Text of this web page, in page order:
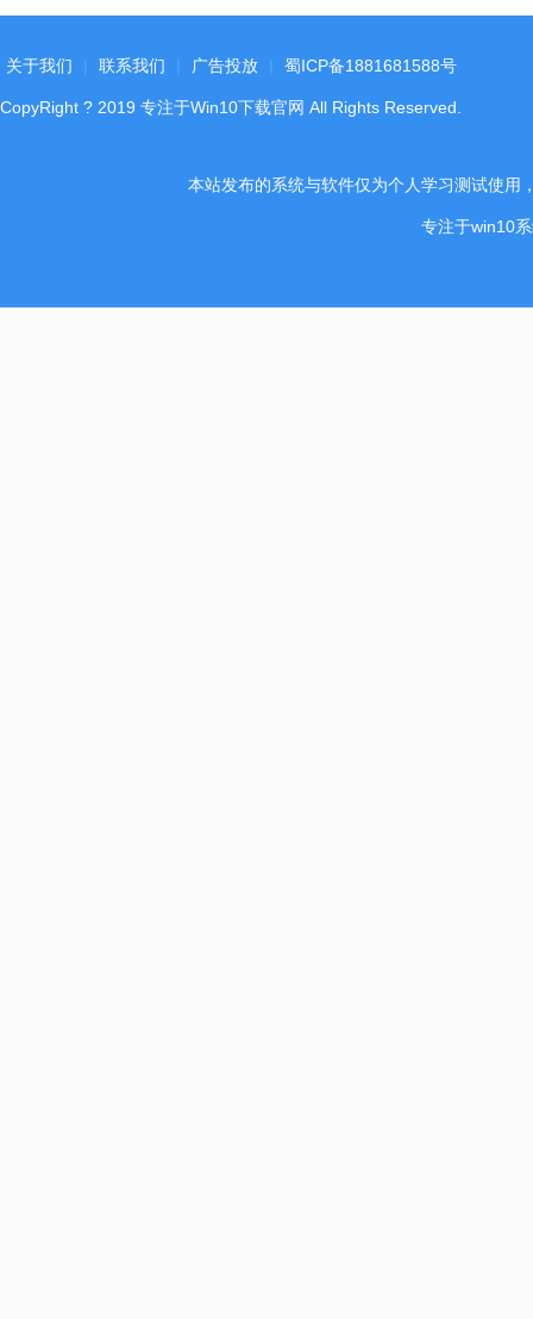
关于我们 联系我们 广告投放 蜀ICP备1881681588号
CopyRight ? 2019 专注于Win10下载官网 All Rights Reserved.
本站发布的系统与软件仅为个人学习测试使用
专注于win10